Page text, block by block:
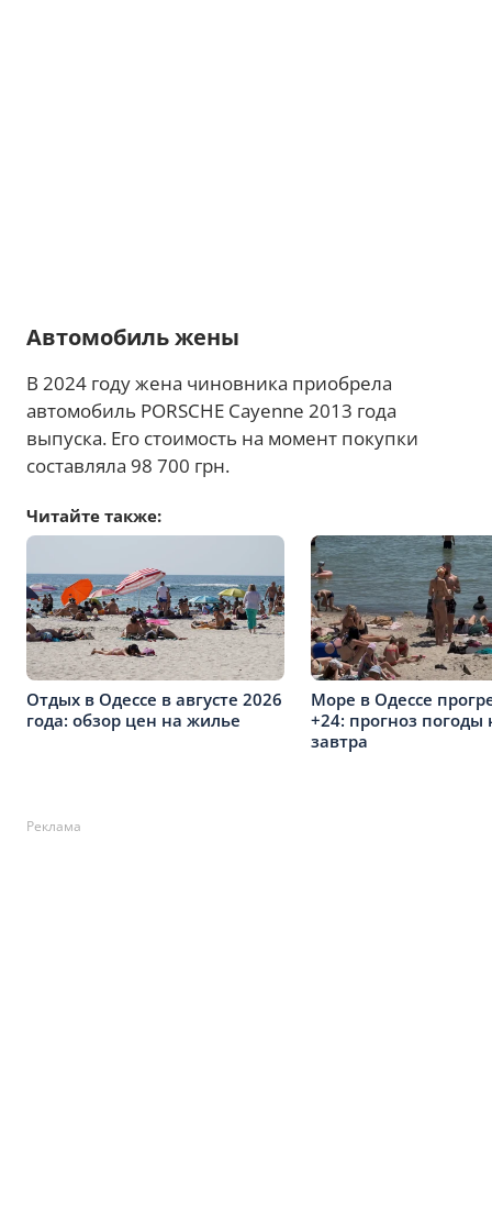
Автомобиль жены
В 2024 году жена чиновника приобрела
автомобиль PORSCHE Cayenne 2013 года
выпуска. Его стоимость на момент покупки
составляла 98 700 грн.
Читайте также:
Отдых в Одессе в августе 2026
года: обзор цен на жилье
Море в Одессе
+24: прогноз погоды
завтра
Реклама